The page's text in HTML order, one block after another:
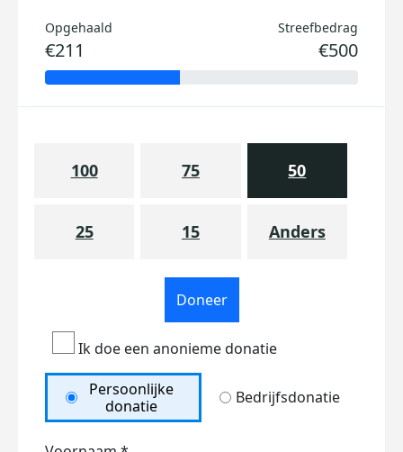
Opgehaald
€211
Streefbedrag
€500
100 75 50
25 15 Anders
Doneer
Ik doe een anonieme donatie
Persoonlijke
donatie
Bedrijfsdonatie